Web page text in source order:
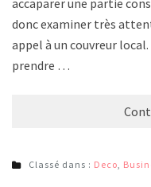
donc examiner très
appel à un couvreur
prendre …
Classé dans : Deco